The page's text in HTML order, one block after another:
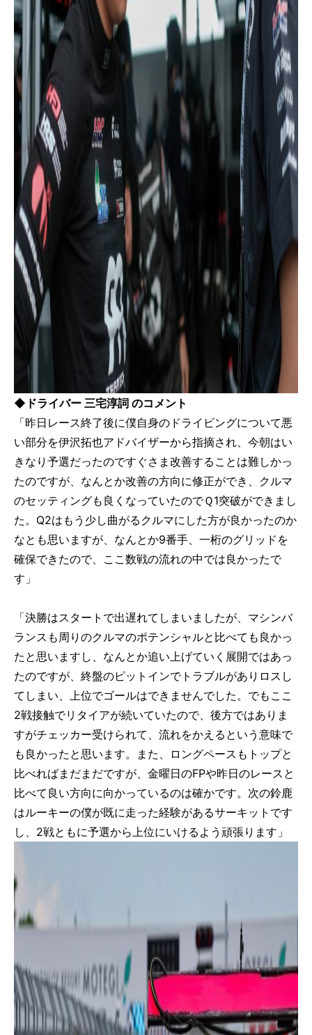
◆ドライバー 三宅淳詞 のコメント
「昨日レース終了後に僕自身のドライビングについて悪
い部分を伊沢拓也アドバイザーから指摘され、今朝はい
きなり予選だったのですぐさま改善することは難しかっ
たのですが、なんとか改善の方向に修正ができ、クルマ
のセッティングも良くなっていたのでＱ1突破ができまし
た。Q2はもう少し曲がるクルマにした方が良かったのか
なとも思いますが、なんとか9番手、一桁のグリッドを
確保できたので、ここ数戦の流れの中では良かったで
す」
「決勝はスタートで出遅れてしまいましたが、マシンバ
ランスも周りのクルマのポテンシャルと比べても良かっ
たと思いますし、なんとか追い上げていく展開ではあっ
たのですが、終盤のピットインでトラブルがありロスし
てしまい、上位でゴールはできませんでした。でもここ
2戦接触でリタイアが続いていたので、後方ではありま
すがチェッカー受けられて、流れをかえるという意味で
も良かったと思います。また、ロングペースもトップと
比べればまだまだですが、金曜日のFPや昨日のレースと
比べて良い方向に向かっているのは確かです。次の鈴鹿
はルーキーの僕が既に走った経験があるサーキットです
し、2戦ともに予選から上位にいけるよう頑張ります」